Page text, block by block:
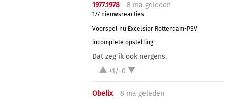
1977.1978 8 ma geleden
177 nieuwsreacties
Voorspel nu Excelsior Rotterdam-PSV
incomplete opstelling
Dat zeg ik ook nergens.
+1/-0
Obelix 8 ma geleden